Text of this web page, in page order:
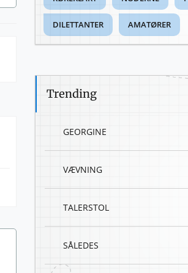
DILETTANTER AMATØRER
Trending
GEORGINE
VÆVNING
TALERSTOL
SÅLEDES